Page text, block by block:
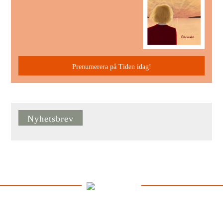
Prenumerera på Tiden idag!
Nyhetsbrev